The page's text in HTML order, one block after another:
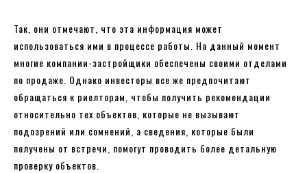
Так, они отмечают, что эта информация может
использоваться ими в процессе работы. На данный момент
многие компании-застройщики обеспечены своими отделами
по продаже. Однако инвесторы все же предпочитают
обращаться к риелторам, чтобы получить рекомендации
относительно тех объектов, которые не вызывают
подозрений или сомнений, а сведения, которые были
получены от встречи, помогут проводить более детальную
проверку объектов.